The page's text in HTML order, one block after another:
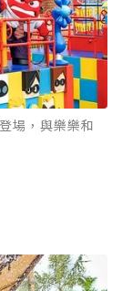
場，與樂樂和